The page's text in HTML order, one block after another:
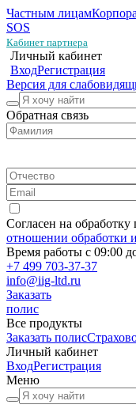
Частным лицам
SOS
Кабинет партнера
Личный кабинет
ВходРегистрация
Версия для
Обратная связь
Согласен на
отношении обработки
Время работы с 09:00
+7 499 703-37-37
info@iig-ltd.ru
Заказать
полис
Все продукты
Заказать полис
Личный кабинет
ВходРегистрация
Меню